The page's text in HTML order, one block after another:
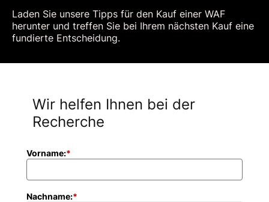
Laden Sie unsere Tipps für den Kauf einer WAF
herunter und treffen Sie bei Ihrem nächsten Kauf eine
fundierte Entscheidung.
Wir helfen Ihnen bei der
Recherche
*
Vorname:
*
Nachname: